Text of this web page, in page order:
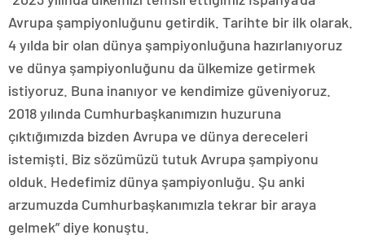
Avrupa şampiyonluğunu getirdik. Tarihte bir ilk olarak.
4 yılda bir olan dünya şampiyonluğuna hazırlanıyoruz
ve dünya şampiyonluğunu da ülkemize getirmek
istiyoruz. Buna inanıyor ve kendimize güveniyoruz.
2018 yılında Cumhurbaşkanımızın huzuruna
çıktığımızda bizden Avrupa ve dünya dereceleri
istemişti. Biz sözümüzü tutuk Avrupa şampiyonu
olduk. Hedefimiz dünya şampiyonluğu. Şu anki
arzumuzda Cumhurbaşkanımızla tekrar bir araya
gelmek” diye konuştu.